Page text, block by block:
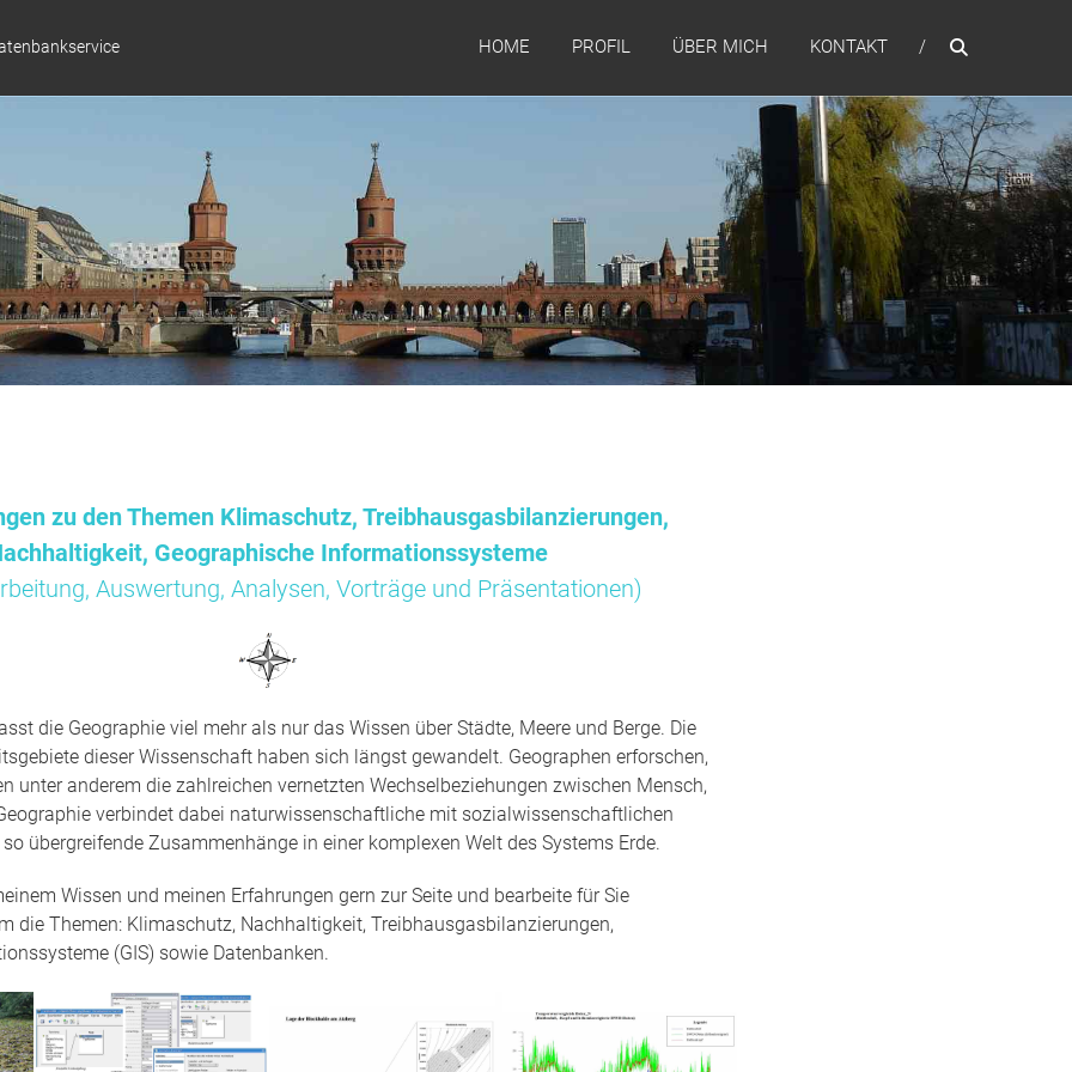
HOME PROFIL ÜBER MICH KONTAKT
zu den Themen Klimaschutz, Treibhausgasbilanzierungen,
Geographische Informationssysteme
Auswertung, Analysen, Vorträge und Präsentationen)
die Geographie viel mehr als nur das Wissen über Städte, Meere und Berge. Die
dieser Wissenschaft haben sich längst gewandelt. Geographen erforschen,
unter anderem die zahlreichen vernetzten Wechselbeziehungen zwischen Mensch,
verbindet dabei naturwissenschaftliche mit sozialwissenschaftlichen
übergreifende Zusammenhänge in einer komplexen Welt des Systems Erde.
Wissen und meinen Erfahrungen gern zur Seite und bearbeite für Sie
die Themen: Klimaschutz, Nachhaltigkeit, Treibhausgasbilanzierungen,
(GIS) sowie Datenbanken.